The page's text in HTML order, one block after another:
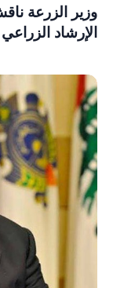
وزير الزرعة
الإرشاد الزراعي